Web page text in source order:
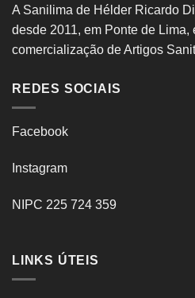
A Sanilima de Hélder Ricardo
desde 2011, em Ponte de Lima,
comercialização de Artigos
REDES SOCIAIS
Facebook
Instagram
NIPC 225 724 359
LINKS ÚTEIS